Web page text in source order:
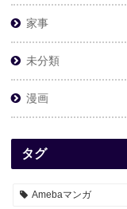
家事
未分類
漫画
タグ
Amebaマンガ